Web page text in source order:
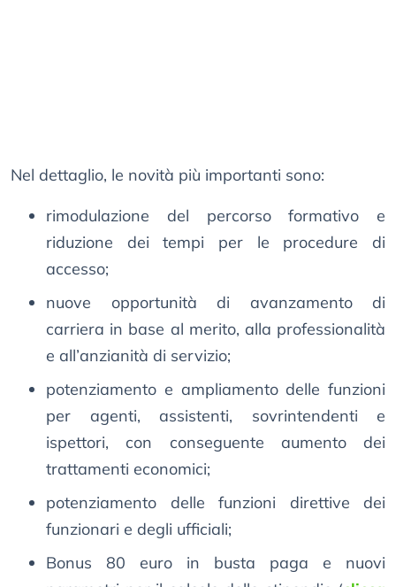
Nel dettaglio, le novità più importanti sono:
rimodulazione del percorso formativo e
riduzione dei tempi per le procedure di
accesso;
nuove opportunità di avanzamento di
carriera in base al merito, alla professionalità
e all’anzianità di servizio;
potenziamento e ampliamento delle funzioni
per agenti, assistenti, sovrintendenti e
ispettori, con conseguente aumento dei
trattamenti economici;
potenziamento delle funzioni direttive dei
funzionari e degli ufficiali;
Bonus 80 euro in busta paga e nuovi